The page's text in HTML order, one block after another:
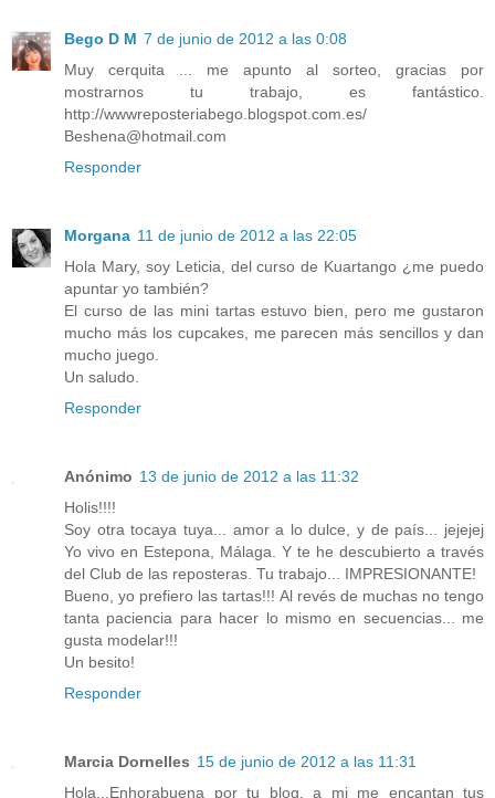
Bego D M 7 de junio de 2012 a las 0:08
Muy cerquita ... me apunto al sorteo, gracias por
mostrarnos tu trabajo, es fantástico.
http://wwwreposteriabego.blogspot.com.es/
Beshena@hotmail.com
Responder
Morgana 11 de junio de 2012 a las 22:05
Hola Mary, soy Leticia, del curso de Kuartango ¿me puedo
apuntar yo también?
El curso de las mini tartas estuvo bien, pero me gustaron
mucho más los cupcakes, me parecen más sencillos y dan
mucho juego.
Un saludo.
Responder
Anónimo 13 de junio de 2012 a las 11:32
Holis!!!!
Soy otra tocaya tuya... amor a lo dulce, y de país... jejejej
Yo vivo en Estepona, Málaga. Y te he descubierto a través
del Club de las reposteras. Tu trabajo... IMPRESIONANTE!
Bueno, yo prefiero las tartas!!! Al revés de muchas no tengo
tanta paciencia para hacer lo mismo en secuencias... me
gusta modelar!!!
Un besito!
Responder
Marcia Dornelles 15 de junio de 2012 a las 11:31
Hola...Enhorabuena por tu blog, a mi me encantan tus